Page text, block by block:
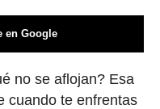
en Google
no se aflojan? Esa
cuando te enfrentas